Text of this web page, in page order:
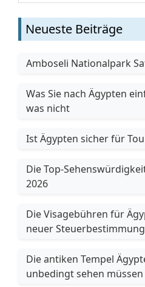
Neueste Beiträge
Amboseli Nationalpark
Was Sie nach Ägypten
was nicht
Ist Ägypten sicher für
Die Top-
2026
Die Visagebühren für
neuer
Die antiken Tempel
unbedingt sehen müssen